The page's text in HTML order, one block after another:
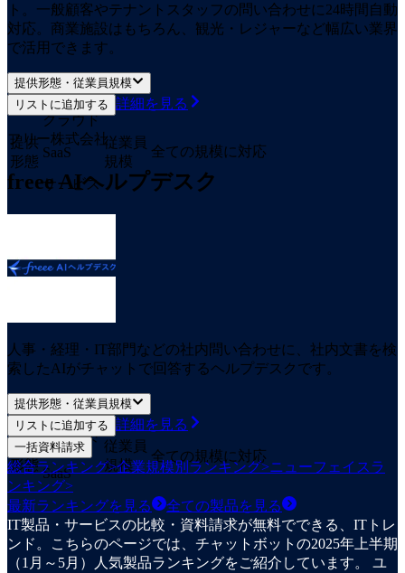
ト。一般顧客やテナントスタッフの問い合わせに24時間自動
対応。商業施設はもちろん、観光・レジャーなど幅広い業界
で活用できます。
提供形態・従業員規模
提供
形態
クラウド
SaaS
サービス
従業員
規模
全ての規模に対応
リストに追加する 詳細を見る
フリー株式会社
freee AIヘルプデスク
人事・経理・IT部門などの社内問い合わせに、社内文書を検
索したAIがチャットで回答するヘルプデスクです。
提供形態・従業員規模
提供
形態
クラウド
SaaS
従業員
規模
全ての規模に対応
リストに追加する 詳細を見る
一括資料請求
総合ランキング>企業規模別ランキング>ニューフェイスラ
ンキング>
最新ランキングを見る
全ての製品を見る
IT製品・サービスの比較・資料請求が無料でできる、ITトレ
ンド。こちらのページでは、チャットボットの2025年上半期
（1月～5月）人気製品ランキングをご紹介しています。 ユ